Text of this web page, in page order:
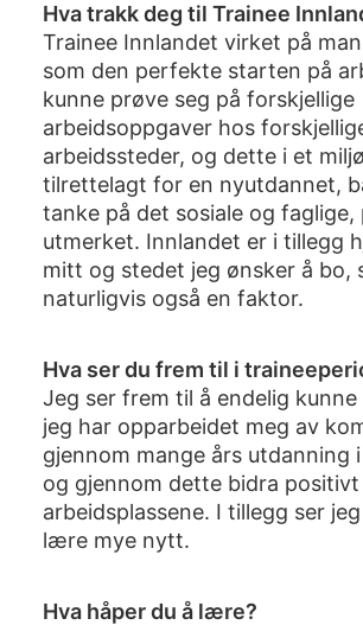
Hva trakk deg til Trainee
Trainee Innlandet virket på
som den perfekte starten på
kunne prøve seg på forskjellige
arbeidsoppgaver hos
arbeidssteder, og dette i et
tilrettelagt for en nyutdannet,
tanke på det sosiale og faglige,
utmerket. Innlandet er i tillegg
mitt og stedet jeg ønsker å bo,
naturligvis også en faktor.
Hva ser du frem til i
Jeg ser frem til å endelig
jeg har opparbeidet meg av
gjennom mange års utdanning
og gjennom dette bidra
arbeidsplassene. I tillegg ser
lære mye nytt.
Hva håper du å lære?